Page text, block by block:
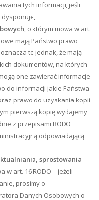
tych informacji, jeśli
dysponuje,
, o którym mowa w art.
mają Państwo prawo
to jednak, że mają
dokumentów, na których
one zawierać informacje
do informacji jakie Państwa
prawo do uzyskania kopii
pierwszą kopię wydajemy
z przepisami RODO
odpowiadającą
sprostowania
w art. 16 RODO – jeżeli
prosimy o
Danych Osobowych o